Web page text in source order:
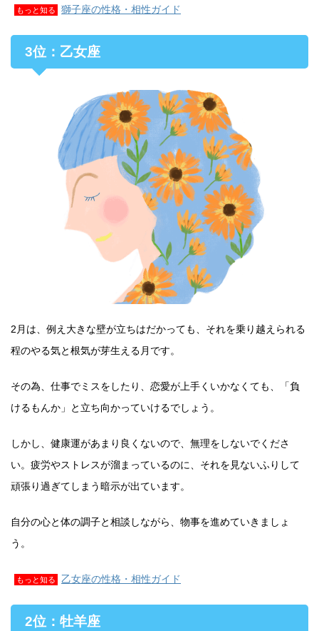
もっと知る 獅子座の性格・相性ガイド
3位：乙女座
2月は、例え大きな壁が立ちはだかっても、それを乗り越えられる
程のやる気と根気が芽生える月です。
その為、仕事でミスをしたり、恋愛が上手くいかなくても、「負
けるもんか」と立ち向かっていけるでしょう。
しかし、健康運があまり良くないので、無理をしないでくださ
い。疲労やストレスが溜まっているのに、それを見ないふりして
頑張り過ぎてしまう暗示が出ています。
自分の心と体の調子と相談しながら、物事を進めていきましょ
う。
もっと知る 乙女座の性格・相性ガイド
2位：牡羊座